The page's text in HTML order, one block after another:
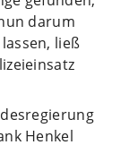
darum
ließ
Henkel